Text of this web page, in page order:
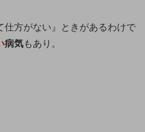
仕方がない』ときがあるわけで
病気もあり。